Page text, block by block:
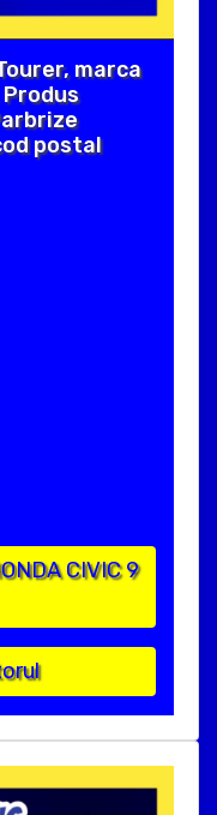
marca
postal
CIVIC 9